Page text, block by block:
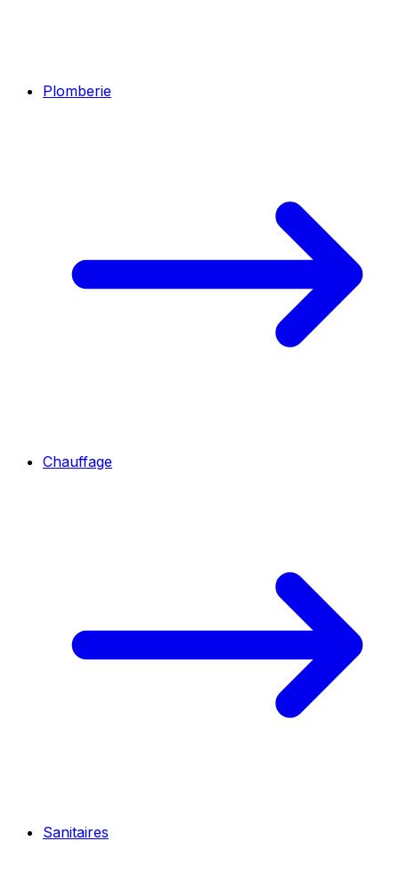
Plomberie
Chauffage
Sanitaires